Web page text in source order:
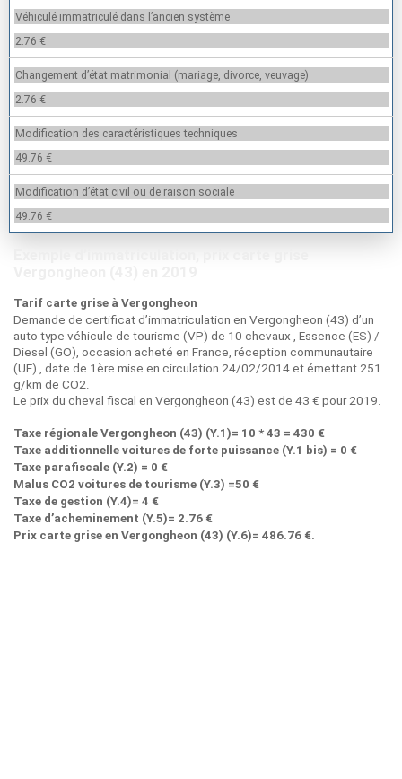
Véhiculé immatriculé dans l’ancien système
2.76 €
Changement d’état matrimonial (mariage, divorce, veuvage)
2.76 €
Modification des caractéristiques techniques
49.76 €
Modification d’état civil ou de raison sociale
49.76 €
Tarif carte grise à Vergongheon
Demande de certificat d’immatriculation en Vergongheon (43) d’un
auto type véhicule de tourisme (VP) de 10 chevaux , Essence (ES) /
Diesel (GO), occasion acheté en France, réception communautaire
(UE) , date de 1ère mise en circulation 24/02/2014 et émettant 251
g/km de CO2.
Le prix du cheval fiscal en Vergongheon (43) est de 43 € pour 2019.
Taxe régionale Vergongheon (43) (Y.1)= 10 * 43 = 430 €
Taxe additionnelle voitures de forte puissance (Y.1 bis) = 0 €
Taxe parafiscale (Y.2) = 0 €
Malus CO2 voitures de tourisme (Y.3) =50 €
Taxe de gestion (Y.4)= 4 €
Taxe d’acheminement (Y.5)= 2.76 €
Prix carte grise en Vergongheon (43) (Y.6)= 486.76 €.